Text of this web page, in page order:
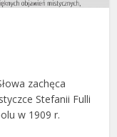
zachęca
Stefanii Fulli
w 1909 r.